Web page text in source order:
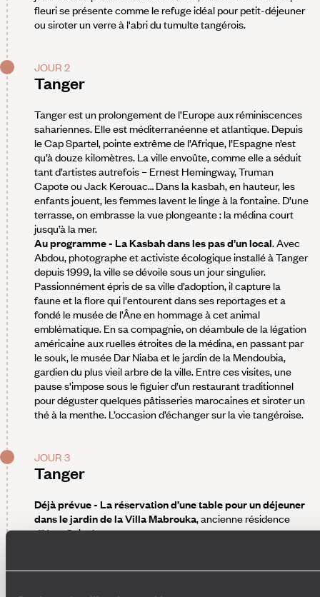
fleuri se présente comme le refuge idéal pour petit-déjeuner
ou siroter un verre à l'abri du tumulte tangérois.
JOUR 2
Tanger
Tanger est un prolongement de l’Europe aux réminiscences
sahariennes. Elle est méditerranéenne et atlantique. Depuis
le Cap Spartel, pointe extrême de l’Afrique, l’Espagne n’est
qu’à douze kilomètres. La ville envoûte, comme elle a séduit
tant d’artistes autrefois – Ernest Hemingway, Truman
Capote ou Jack Kerouac… Dans la kasbah, en hauteur, les
enfants jouent, les femmes lavent le linge à la fontaine. D’une
terrasse, on embrasse la vue plongeante : la médina court
jusqu’à la mer.
Au programme - La Kasbah dans les pas d’un local. Avec
Abdou, photographe et activiste écologique installé à Tanger
depuis 1999, la ville se dévoile sous un jour singulier.
Passionnément épris de sa ville d’adoption, il capture la
faune et la flore qui l'entourent dans ses reportages et a
fondé le musée de l’Âne en hommage à cet animal
emblématique. En sa compagnie, on déambule de la légation
américaine aux ruelles étroites de la médina, en passant par
le souk, le musée Dar Niaba et le jardin de la Mendoubia,
gardien du plus vieil arbre de la ville. Entre ces visites, une
pause s'impose sous le figuier d’un restaurant traditionnel
pour déguster quelques pâtisseries marocaines et siroter un
thé à la menthe. L’occasion d’échanger sur la vie tangéroise.
JOUR 3
Tanger
Déjà prévue - La réservation d’une table pour un déjeuner
dans le jardin de la Villa Mabrouka, ancienne résidence
d'Yves Saint Laurent.
andalouse.